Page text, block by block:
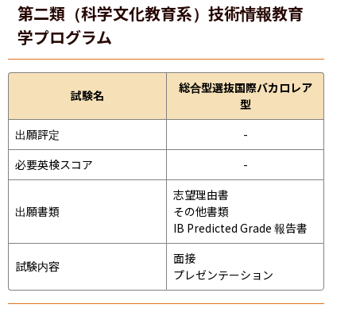
第二類（科学文化教育系）技術情報教育
学プログラム
試験名
総合型選抜国際バカロレア
型
出願評定
-
必要英検スコア
-
出願書類
志望理由書
その他書類
IB Predicted Grade 報告書
試験内容
面接
プレゼンテーション